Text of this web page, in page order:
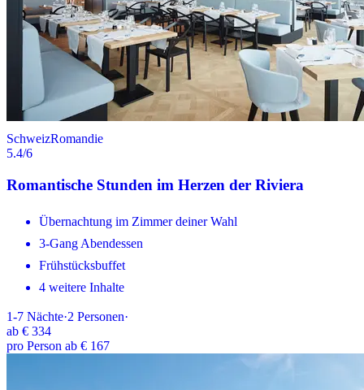
SchweizRomandie
5.4/6
Romantische Stunden im Herzen der Riviera
Übernachtung im Zimmer deiner Wahl
3-Gang Abendessen
Frühstücksbuffet
4 weitere Inhalte
1-7 Nächte·2 Personen·
ab € 334
pro Person ab € 167